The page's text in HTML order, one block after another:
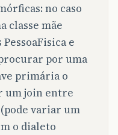
no caso
classe mãe
e
por uma
primária o
um join entre
(pode variar um
o dialeto